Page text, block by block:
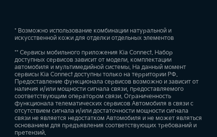
* Возможно использование комбинации натуральной и
искусственной кожи для отделки отдельных элементов
** Сервисы мобильного приложения Kia Connect. Набор
доступных сервисов зависит от модели, комплектации
автомобиля и мультимедийной системы. На данный момент
сервисы Kia Connect доступны только на территории РФ.
Предоставление функционала сервисов возможно и зависит от
наличия и/или мощности сигнала связи, предоставляемого
соответствующим оператором связи. Ограниченность
функционала телематических сервисов Автомобиля в связи с
отсутствием сигнала и/или достаточности мощности сигнала
связи не является недостатком Автомобиля и не может являться
основанием для предъявления соответствующих требований и
претензий.